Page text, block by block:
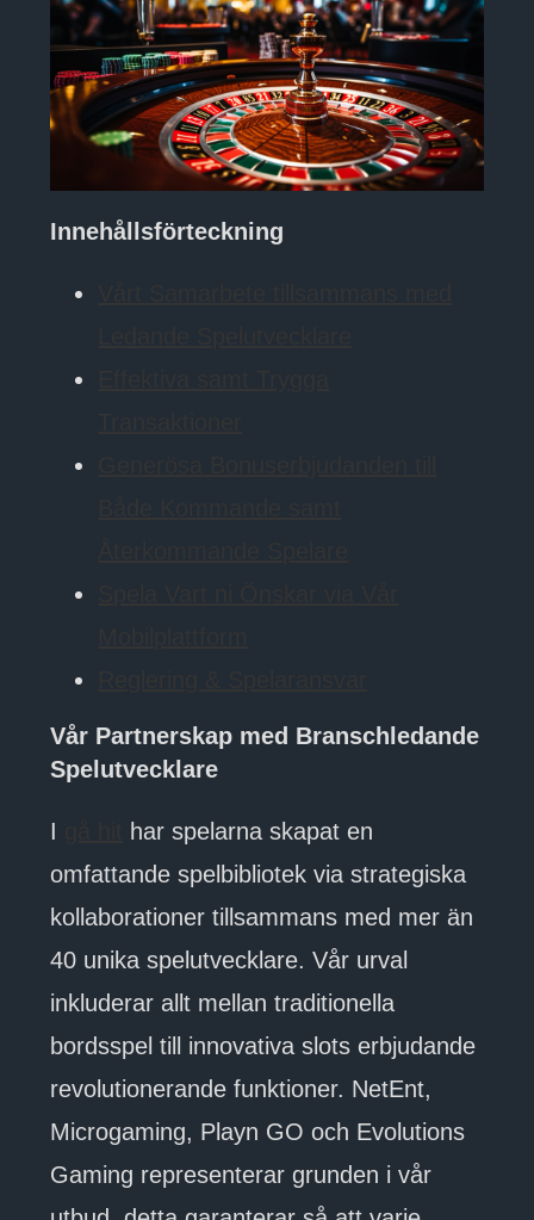
Innehållsförteckning
Vår Partnerskap med Branschledande
Spelutvecklare
I
har spelarna skapat en
omfattande spelbibliotek via strategiska
kollaborationer tillsammans med mer än
40 unika spelutvecklare. Vår urval
inkluderar allt mellan traditionella
bordsspel till innovativa slots erbjudande
revolutionerande funktioner. NetEnt,
Microgaming, Playn GO och Evolutions
Gaming representerar grunden i vår